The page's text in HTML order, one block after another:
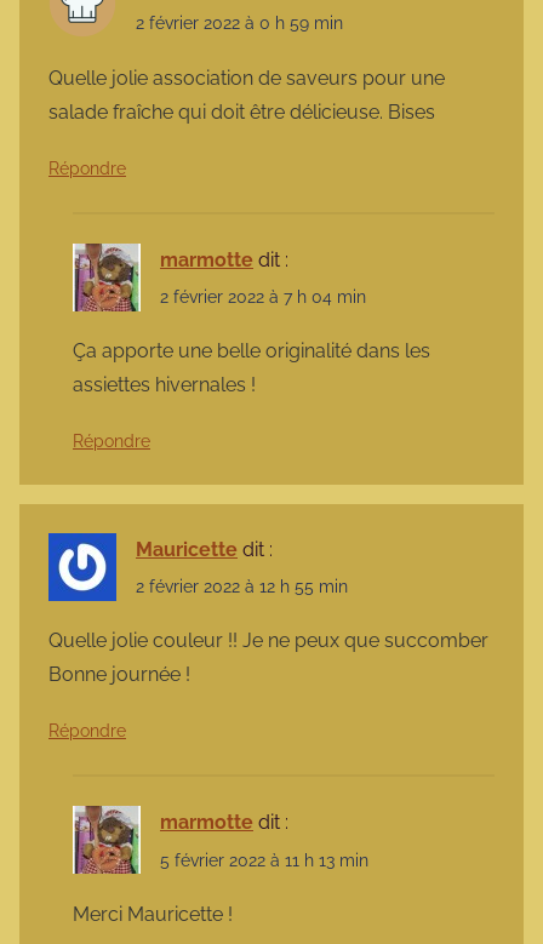
2 février 2022 à 0 h 59 min
Quelle jolie association de saveurs pour une
salade fraîche qui doit être délicieuse. Bises
Répondre
marmotte dit :
2 février 2022 à 7 h 04 min
Ça apporte une belle originalité dans les
assiettes hivernales !
Répondre
Mauricette dit :
2 février 2022 à 12 h 55 min
Quelle jolie couleur !! Je ne peux que succomber
Bonne journée !
Répondre
marmotte dit :
5 février 2022 à 11 h 13 min
Merci Mauricette !